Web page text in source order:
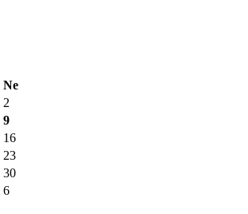
Ne
2
9
16
23
30
6